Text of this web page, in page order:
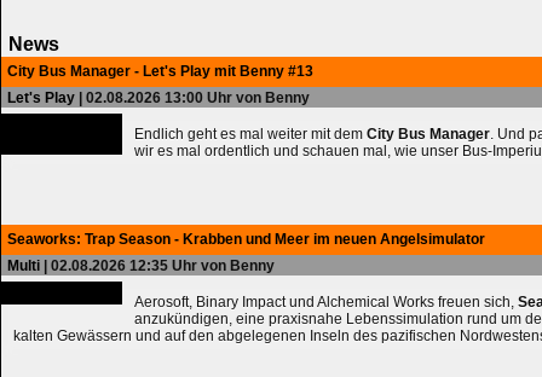
News
City Bus Manager - Let's Play mit Benny #13
Let's Play | 02.08.2026 13:00 Uhr von Benny
Endlich geht es mal weiter mit dem City Bus Manager. Und
wir es mal ordentlich und schauen mal, wie unser Bus-
Seaworks: Trap Season - Krabben und Meer im neuen Angelsimulator
Multi | 02.08.2026 12:35 Uhr von Benny
Aerosoft, Binary Impact und Alchemical Works freuen sich,
anzukündigen, eine praxisnahe Lebenssimulation rund um
kalten Gewässern und auf den abgelegenen Inseln des pazifischen